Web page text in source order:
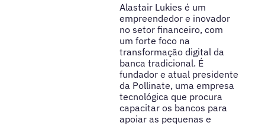
Alastair Lukies é um
empreendedor e inovador
no setor financeiro, com
um forte foco na
transformação digital da
banca tradicional. É
fundador e atual presidente
da Pollinate, uma empresa
tecnológica que procura
capacitar os bancos para
apoiar as pequenas e